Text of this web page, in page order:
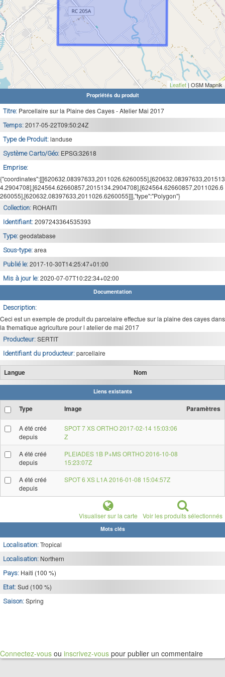
Leaflet | OSM Mapnik
Propriétés du produit
Titre: Parcellaire sur la Plaine des Cayes - Atelier Mai 2017
Temps: 2017-05-22T09:50:24Z
Type de Produit: landuse
Système Carto/Géo: EPSG:32618
Emprise:
{"coordinates":[[[620632.08397633,2011026.6260055],[620632.08397633,201513
4.2904708],[624564.62660857,2015134.2904708],[624564.62660857,2011026.6
260055],[620632.08397633,2011026.6260055]]],"type":"Polygon"}
Collection: ROHAITI
Identifiant: 2097243364535393
Type: geodatabase
Sous-type: area
Publié le: 2017-10-30T14:25:47+01:00
Mis à jour le: 2020-07-07T10:22:34+02:00
Documentation
Description:
Ceci est un exemple de produit du parcelaire effectue sur la plaine des cayes dans
la thematique agriculture pour l atelier de mai 2017
Producteur: SERTIT
Identifiant du producteur: parcellaire
Langue Nom
Liens existants
Type Image Paramètres
A été créé
depuis
SPOT 7 XS ORTHO 2017-02-14 15:03:06
Z
A été créé
depuis
PLEIADES 1B P+MS ORTHO 2016-10-08
15:23:07Z
A été créé
depuis
SPOT 6 XS L1A 2016-01-08 15:04:57Z
Visualiser sur la carte Voir les produits sélectionnés
Mots clés
Localisation: Tropical
Localisation: Northern
Pays: Haiti (100 %)
Etat: Sud (100 %)
Saison: Spring
Connectez-vous ou inscrivez-vous pour publier un commentaire